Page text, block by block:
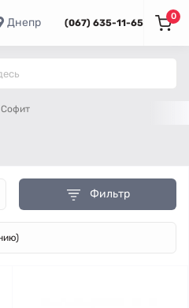
Днепр (067) 635-11-65
0
Софит
Фильтр